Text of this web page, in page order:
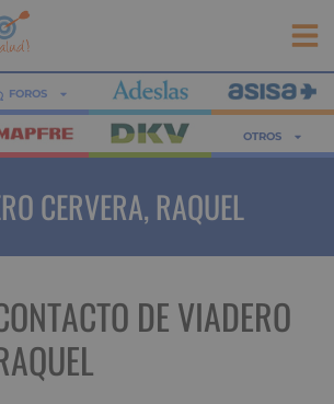
FOROS
OTROS
CERVERA, RAQUEL
DE VIADERO